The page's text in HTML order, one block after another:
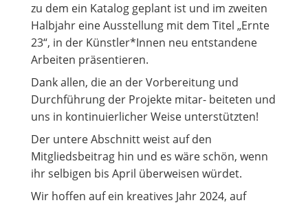
zu dem ein Katalog geplant ist und im zweiten
Halbjahr eine Ausstellung mit dem Titel „Ernte
23“, in der Künstler*Innen neu entstandene
Arbeiten präsentieren.
Dank allen, die an der Vorbereitung und
Durchführung der Projekte mitar- beiteten und
uns in kontinuierlicher Weise unterstützten!
Der untere Abschnitt weist auf den
Mitgliedsbeitrag hin und es wäre schön, wenn
ihr selbigen bis April überweisen würdet.
Wir hoffen auf ein kreatives Jahr 2024, auf